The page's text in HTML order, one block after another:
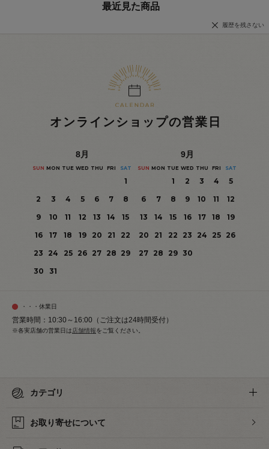
最近見た商品
履歴を残さない
オンラインショップの営業日
8月
SUN MON TUE WED THU FRI SAT
1
2
3 4 5 6 7
8
9
10 11 12 13 14
15
16
17 18 19 20 21
22
23
24 25 26 27 28 29
30
31
9月
SUN MON TUE WED THU FRI SAT
1 2 3 4
5
6
7 8 9 10 11
12
13
14 15 16 17 18
19
20
21 22 23 24 25
26
27 28 29 30
・・・休業日
営業時間：10:30～16:00（ご注文は24時間受付）
※各実店舗の営業日は 店舗情報をご覧ください。
カテゴリ
お取り寄せについて